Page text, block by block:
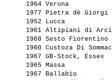
1964 Verona
1977 Pietra dè
1952 Lucca
1961 Altipiani di
1968 Sesto
1960 Custoza Di
1967 GB-Stock,
1965 Massa
1967 Ballabio